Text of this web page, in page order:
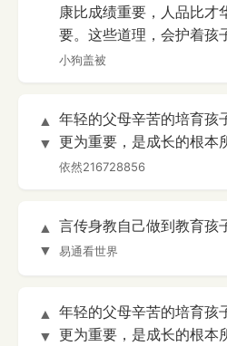
康比成绩重要，人品比才
要。这些道理，会护着孩
小狗盖被
▲
▼
年轻的父母辛苦的培育孩
更为重要，是成长的根本
依然216728856
▲
▼
言传身教自己做到教育孩
易通看世界
▲
▼
年轻的父母辛苦的培育孩
更为重要，是成长的根本